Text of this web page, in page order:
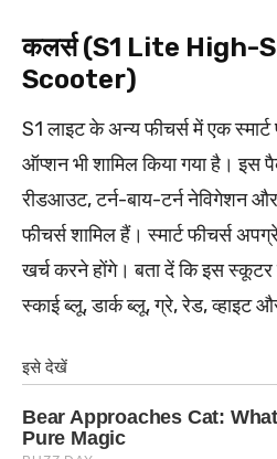
कलर्स (S1 Lite High-
Scooter)
S1 लाइट के अन्य फीचर्स में एक
ऑप्शन भी शामिल किया गया है। इस
रीडआउट, टर्न-बाय-टर्न नेविगेशन
फीचर्स शामिल हैं। स्मार्ट फीचर्स
खर्च करने होंगे। बता दें कि इस
स्काई ब्लू, डार्क ब्लू, ग्रे, रेड,